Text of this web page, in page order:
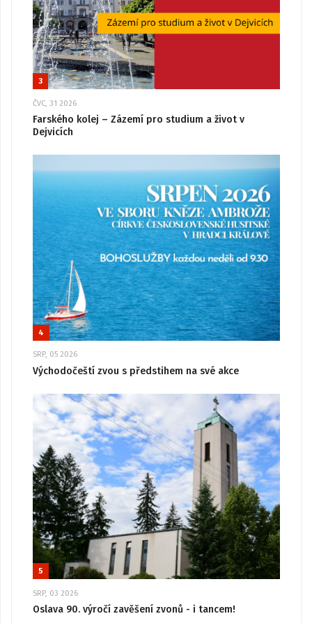
3
ČVC, 31 2026
Farského kolej – Zázemí pro studium a život v
Dejvicích
4
SRP, 05 2026
Východočeští zvou s předstihem na své akce
5
SRP, 03 2026
Oslava 90. výročí zavěšení zvonů - i tancem!